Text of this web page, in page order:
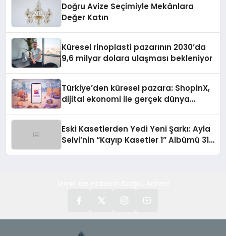
Doğru Avize Seçimiyle Mekânlara
Değer Katın
Küresel rinoplasti pazarının 2030’da
9,6 milyar dolara ulaşması bekleniyor
Türkiye’den küresel pazara: ShopinX,
dijital ekonomi ile gerçek dünya
Eski Kasetlerden Yedi Yeni Şarkı: Ayla
Selvi’nin “Kayıp Kasetler 1” Albümü 31